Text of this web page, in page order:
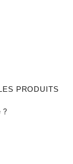
PRODUITS